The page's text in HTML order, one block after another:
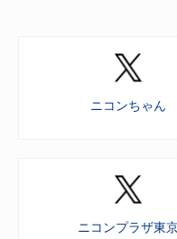
ニコンちゃん
ニコンプラザ東